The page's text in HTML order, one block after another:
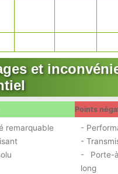
et
Points
remarquable
-
-
- Porte-
long